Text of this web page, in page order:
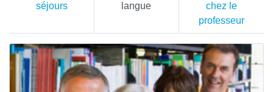
séjours
langue
chez le
professeur